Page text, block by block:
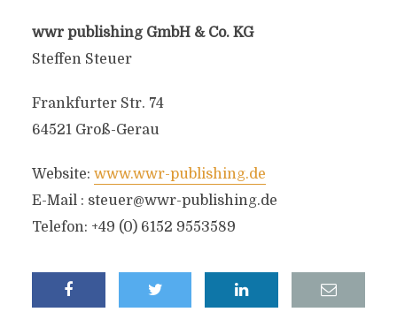
wwr publishing GmbH & Co. KG
Steffen Steuer
Frankfurter Str. 74
64521 Groß-Gerau
Website: www.wwr-publishing.de
E-Mail : steuer@wwr-publishing.de
Telefon: +49 (0) 6152 9553589